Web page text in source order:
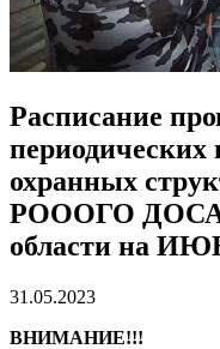
Расписание
периодических
охранных
РОООГО
области на
31.05.2023
ВНИМАНИЕ!!!